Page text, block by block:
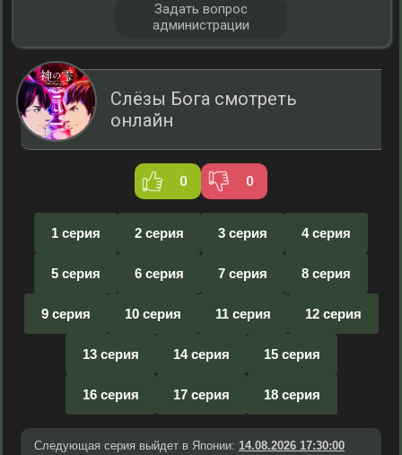
Слёзы Бога смотреть
онлайн
0 0
1 серия 2 серия 3 серия 4 серия
5 серия 6 серия 7 серия 8 серия
9 серия 10 серия 11 серия 12 серия
13 серия 14 серия 15 серия
16 серия 17 серия 18 серия
Следующая серия выйдет в Японии: 14.08.2026 17:30:00
Задать вопрос
администрации